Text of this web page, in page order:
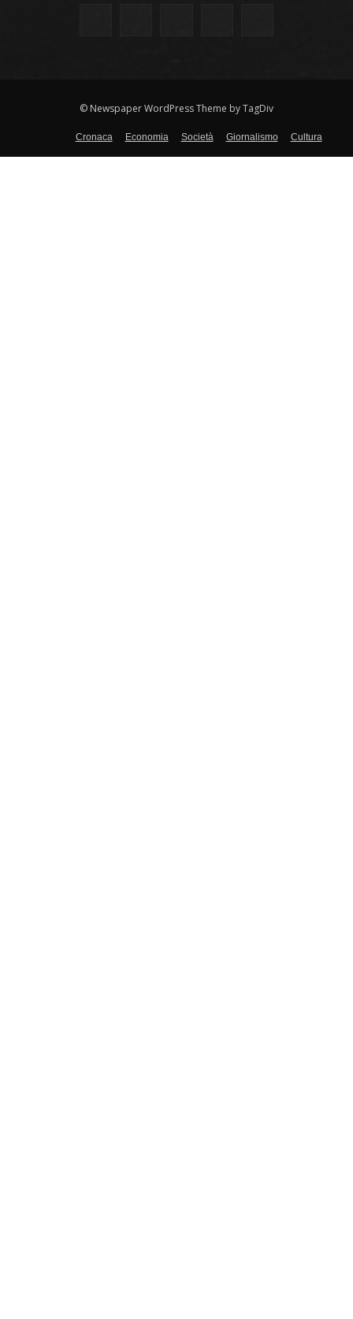
© Newspaper WordPress Theme by TagDiv
Cronaca Economia Società Giornalismo Cultura